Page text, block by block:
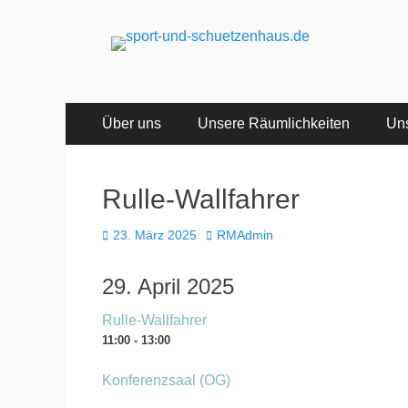
sport-und-
Sport- und Schützenhaus GbR
Primäres
Menü
Zum
Über uns Unsere Räumlichkeiten
Rulle-Wallfahrer
Veröffentlicht
23. März 2025 Autor
RMAdmin
29. April 2025
Rulle-Wallfahrer
11:00 - 13:00
Konferenzsaal (OG)